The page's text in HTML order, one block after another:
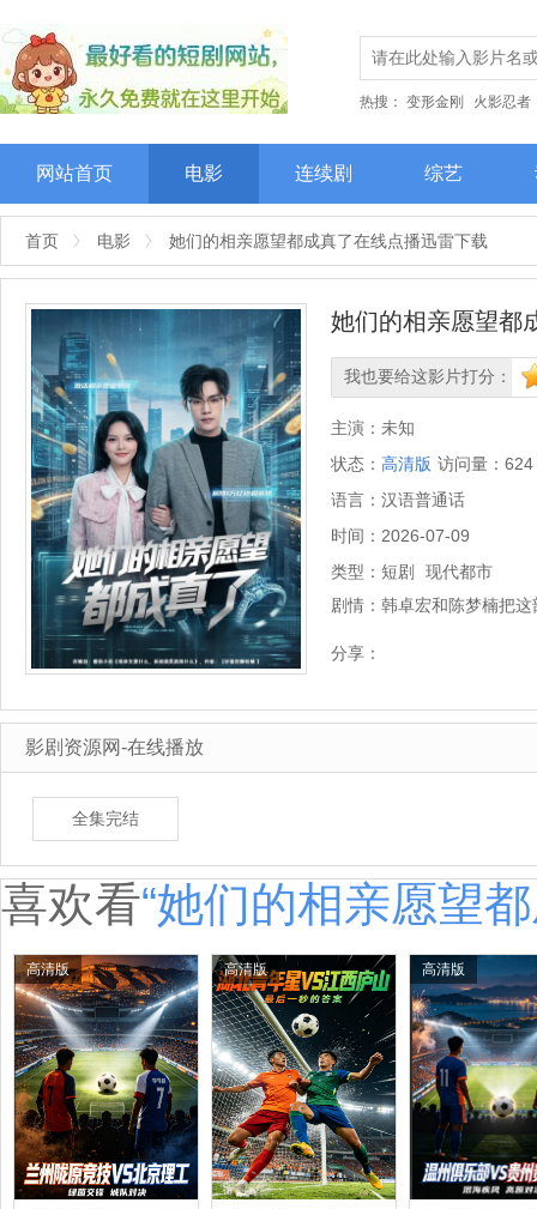
热搜： 变形金刚 火影忍者
网站首页 电影 连续剧 综艺
首页 电影 她们的相亲愿望都成真了在线点播迅雷下载
她们的相亲愿望都
我也要给这影片打分：
很差较差还行推荐
主演： 未知
状态： 高清版 访问量： 624
语言： 汉语普通话
时间： 2026-07-09
类型： 短剧
现代都市
剧情： 韩卓宏和陈梦楠把
分享：
影剧资源网-在线播放
全集完结
喜欢看“她们的相亲愿望
高清版 高清版 高清版